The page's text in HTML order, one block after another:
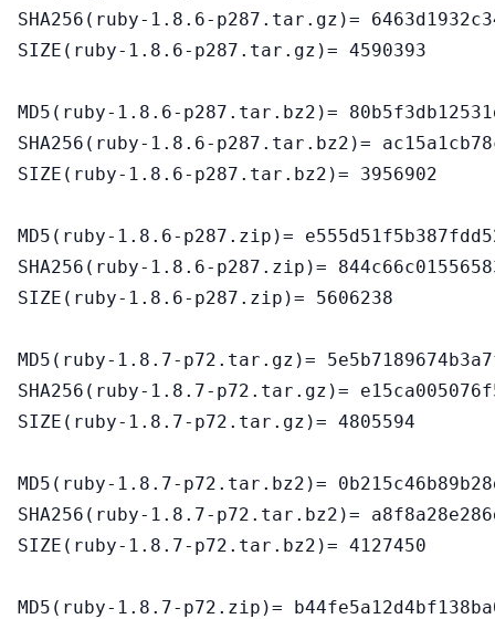
SHA256(ruby-1.8.6-p287.tar.gz)=
SIZE(ruby-1.8.6-p287.tar.gz)= 4590393
MD5(ruby-1.8.6-p287.tar.bz2)=
SHA256(ruby-1.8.6-p287.tar.bz2)=
SIZE(ruby-1.8.6-p287.tar.bz2)= 3956902
MD5(ruby-1.8.6-p287.zip)=
SHA256(ruby-1.8.6-p287.zip)=
SIZE(ruby-1.8.6-p287.zip)= 5606238
MD5(ruby-1.8.7-p72.tar.gz)=
SHA256(ruby-1.8.7-p72.tar.gz)=
SIZE(ruby-1.8.7-p72.tar.gz)= 4805594
MD5(ruby-1.8.7-p72.tar.bz2)=
SHA256(ruby-1.8.7-p72.tar.bz2)=
SIZE(ruby-1.8.7-p72.tar.bz2)= 4127450
MD5(ruby-1.8.7-p72.zip)=